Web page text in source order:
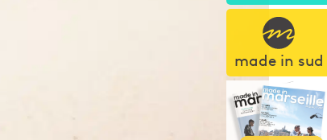
made in sud